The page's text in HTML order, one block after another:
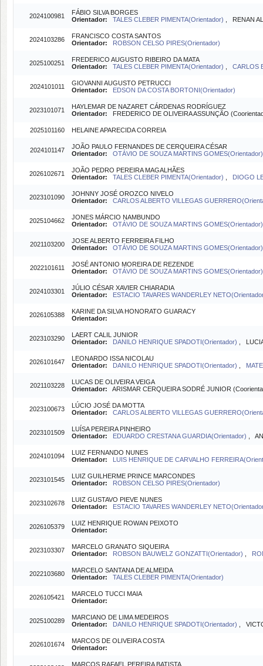
2024100981
FÁBIO SILVA BORGES
Orientador:
TALES CLEBER PIMENTA(Orientador) , RENAN
2024103286
FRANCISCO COSTA SANTOS
Orientador:
ROBSON CELSO PIRES(Orientador)
2025100251
FREDERICO AUGUSTO RIBEIRO DA MATA
Orientador:
TALES CLEBER PIMENTA(Orientador) CARLOS
2024101011
GIOVANNI AUGUSTO PETRUCCI
Orientador:
EDSON DA COSTA BORTONI(Orientador)
2023101071
HAYLEMAR DE NAZARET CÁRDENAS RODRÍGUEZ
Orientador: FREDERICO DE OLIVEIRA ASSUNÇÃO
2025101160 HELAINE APARECIDA CORREIA
2024101147
JOÃO PAULO FERNANDES DE CERQUEIRA CÉSAR
Orientador:
OTÁVIO DE SOUZA MARTINS GOMES(Orientador)
2026102671
JOÃO PEDRO PEREIRA MAGALHÃES
Orientador:
TALES CLEBER PIMENTA(Orientador) DIOGO
2023101090
JOHNNY JOSÉ OROZCO NIVELO
Orientador:
CARLOS ALBERTO VILLEGAS
2025104662
JONES MÁRCIO NAMBUNDO
Orientador:
OTÁVIO DE SOUZA MARTINS GOMES(Orientador)
2021103200
JOSE ALBERTO FERREIRA FILHO
Orientador:
OTÁVIO DE SOUZA MARTINS GOMES(Orientador)
2022101611
JOSÉ ANTONIO MOREIRA DE REZENDE
Orientador:
OTÁVIO DE SOUZA MARTINS GOMES(Orientador)
2024103301
JÚLIO CÉSAR XAVIER CHIARADIA
Orientador:
ESTACIO TAVARES WANDERLEY
2026105388
KARINE DA SILVA HONORATO GUARACY
Orientador:
2023103290
LAERT CALIL JUNIOR
Orientador:
DANILO HENRIQUE SPADOTI(Orientador) ,
2026101647
LEONARDO ISSA NICOLAU
Orientador:
DANILO HENRIQUE SPADOTI(Orientador)
2021103228
LUCAS DE OLIVEIRA VEIGA
Orientador: ARISMAR CERQUEIRA SODRÉ JUNIOR
2023100673
LÚCIO JOSÉ DA MOTTA
Orientador:
CARLOS ALBERTO VILLEGAS
2023101509
LUÍSA PEREIRA PINHEIRO
Orientador:
EDUARDO CRESTANA GUARDIA(Orientador) ,
2024101094
LUIZ FERNANDO NUNES
Orientador:
LUIS HENRIQUE DE CARVALHO
2023101545
LUIZ GUILHERME PRINCE MARCONDES
Orientador:
ROBSON CELSO PIRES(Orientador)
2023102678
LUIZ GUSTAVO PIEVE NUNES
Orientador:
ESTACIO TAVARES WANDERLEY
2026105379
LUIZ HENRIQUE ROWAN PEIXOTO
Orientador:
2023103307
MARCELO GRANATO SIQUEIRA
Orientador:
ROBSON BAUWELZ GONZATTI(Orientador)
2022103680
MARCELO SANTANA DE ALMEIDA
Orientador:
TALES CLEBER PIMENTA(Orientador)
2026105421
MARCELO TUCCI MAIA
Orientador:
2025100289
MARCIANO DE LIMA MEDEIROS
Orientador:
DANILO HENRIQUE SPADOTI(Orientador) ,
2026101674
MARCOS DE OLIVEIRA COSTA
Orientador:
MARCOS RAFAEL PEREIRA BATISTA